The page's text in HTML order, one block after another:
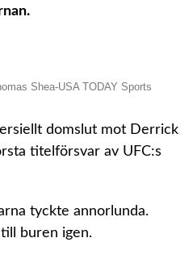
Shea-USA TODAY Sports
domslut mot Derrick
titelförsvar av UFC:s
tyckte annorlunda.
buren igen.